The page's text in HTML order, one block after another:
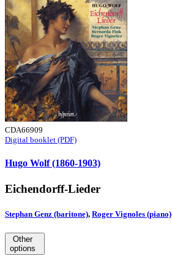
CDA66909
Digital booklet (PDF)
Hugo Wolf (1860-1903)
Eichendorff-Lieder
Stephan Genz (baritone), Roger Vignoles (piano)
Other
options